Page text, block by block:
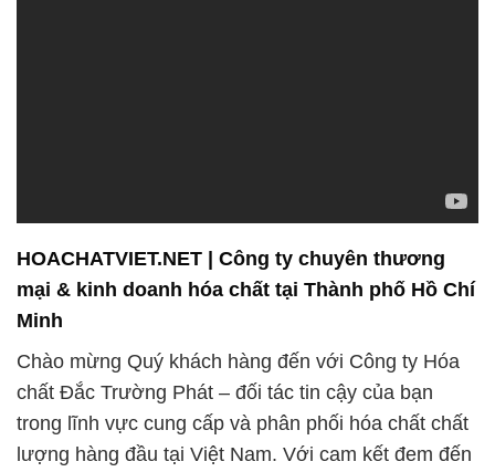
Chào mừng Quý khách hàng đến với Công ty Hóa
chất Đắc Trường Phát – đối tác tin cậy của bạn
trong lĩnh vực cung cấp và phân phối hóa chất chất
lượng hàng đầu tại Việt Nam. Với cam kết đem đến
giải pháp chất lượng và hiệu quả, chúng tôi tự hào
giới thiệu đến bạn những sản phẩm đa dạng và đỉnh
cao, đáp ứng nhu cầu đa dạng của khách hàng
trong nhiều ngành công nghiệp khác nhau.